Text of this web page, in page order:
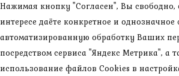
Нажимая кнопку "Согласен", Вы свободно,
интересе даёте конкретное и однозначное
автоматизированную обработку Ваших
посредством сервиса "Яндекс Метрика", а
использование файлов Cookies в